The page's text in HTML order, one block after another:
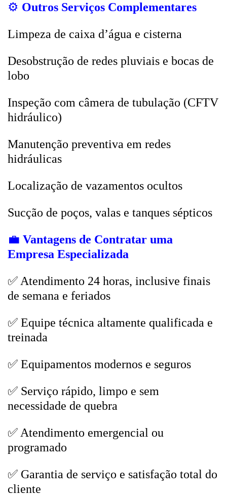
⚙️ Outros Serviços Complementares
Limpeza de caixa d’água e cisterna
Desobstrução de redes pluviais e bocas de
lobo
Inspeção com câmera de tubulação (CFTV
hidráulico)
Manutenção preventiva em redes
hidráulicas
Localização de vazamentos ocultos
Sucção de poços, valas e tanques sépticos
💼 Vantagens de Contratar uma
Empresa Especializada
✅ Atendimento 24 horas, inclusive finais
de semana e feriados
✅ Equipe técnica altamente qualificada e
treinada
✅ Equipamentos modernos e seguros
✅ Serviço rápido, limpo e sem
necessidade de quebra
✅ Atendimento emergencial ou
programado
✅ Garantia de serviço e satisfação total do
cliente